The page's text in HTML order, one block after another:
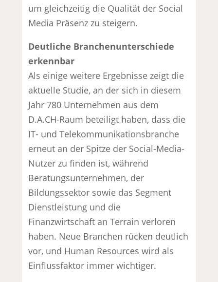
um gleichzeitig die Qualität der Social
Media Präsenz zu steigern.
Deutliche Branchenunterschiede
erkennbar
Als einige weitere Ergebnisse zeigt die
aktuelle Studie, an der sich in diesem
Jahr 780 Unternehmen aus dem
D.A.CH-Raum beteiligt haben, dass die
IT- und Telekommunikationsbranche
erneut an der Spitze der Social-Media-
Nutzer zu finden ist, während
Beratungsunternehmen, der
Bildungssektor sowie das Segment
Dienstleistung und die
Finanzwirtschaft an Terrain verloren
haben. Neue Branchen rücken deutlich
vor, und Human Resources wird als
Einflussfaktor immer wichtiger.